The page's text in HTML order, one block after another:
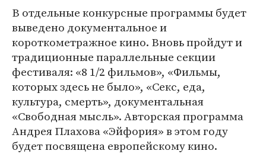
В отдельные конкурсные программы будет
выведено документальное и
короткометражное кино. Вновь пройдут и
традиционные параллельные секции
фестиваля: «8 1/2 фильмов», «Фильмы,
которых здесь не было», «Секс, еда,
культура, смерть», документальная
«Свободная мысль». Авторская программа
Андрея Плахова «Эйфория» в этом году
будет посвящена европейскому кино.